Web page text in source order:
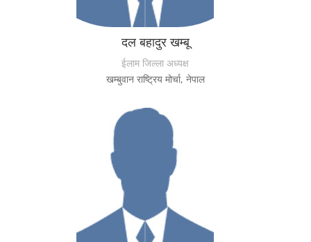
दल बहादुर खम्बू
ईलाम जिल्ला अध्यक्ष
खम्बुवान राष्ट्रिय मोर्चा, नेपाल